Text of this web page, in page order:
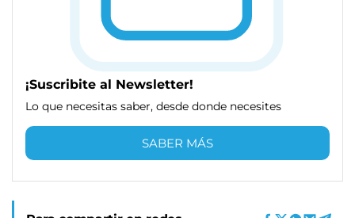
¡Suscribite al Newsletter!
Lo que necesitas saber, desde donde necesites
SABER MÁS